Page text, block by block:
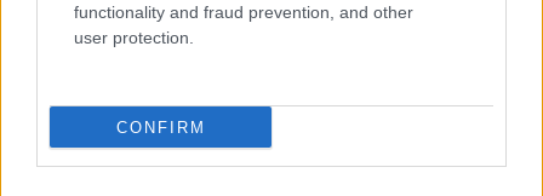
functionality and fraud prevention, and other
user protection.
CONFIRM
Guía práctica para implementar principios
éticos en inteligencia artificial
CIENCIA Y TECNOLOGÍA